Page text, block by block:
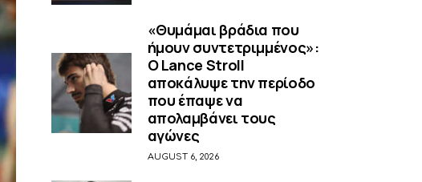
«Θυμάμαι βράδια που
ήμουν συντετριμμένος»:
O Lance Stroll
αποκάλυψε την περίοδο
που έπαψε να
απολαμβάνει τους
αγώνες
AUGUST 6, 2026